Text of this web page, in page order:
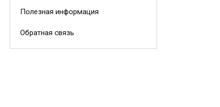
Полезная информация
Обратная связь